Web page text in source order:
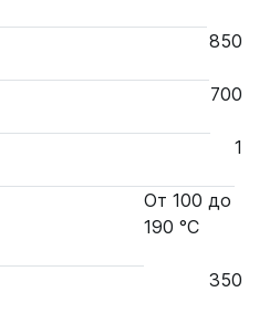
850
700
1
От 100 до
190 °С
350